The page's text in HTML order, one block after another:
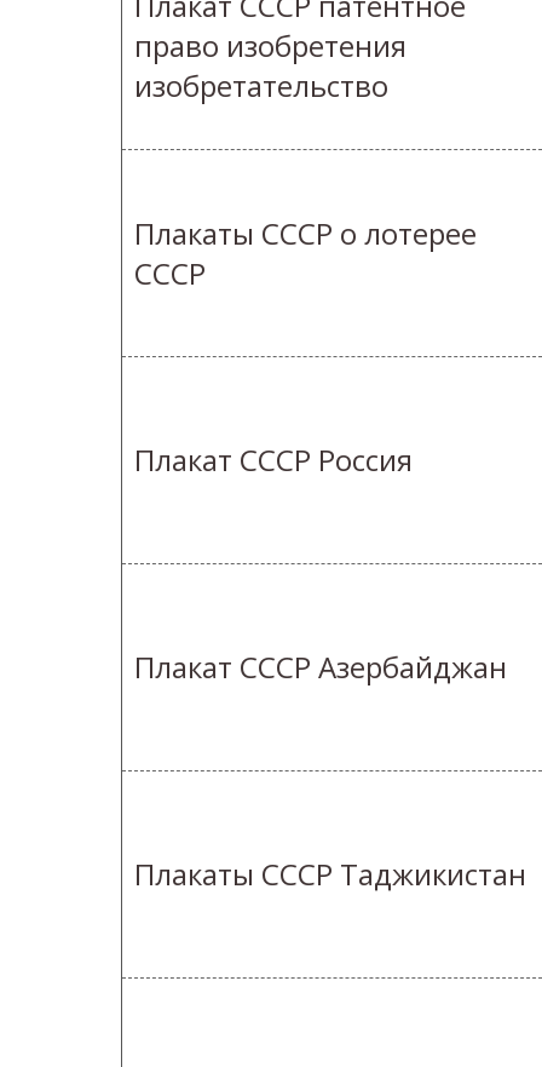
право изобретения
изобретательство
Плакаты СССР о лотерее
СССР
Плакат СССР Россия
Плакат СССР Азербайджан
Плакаты СССР Таджикистан